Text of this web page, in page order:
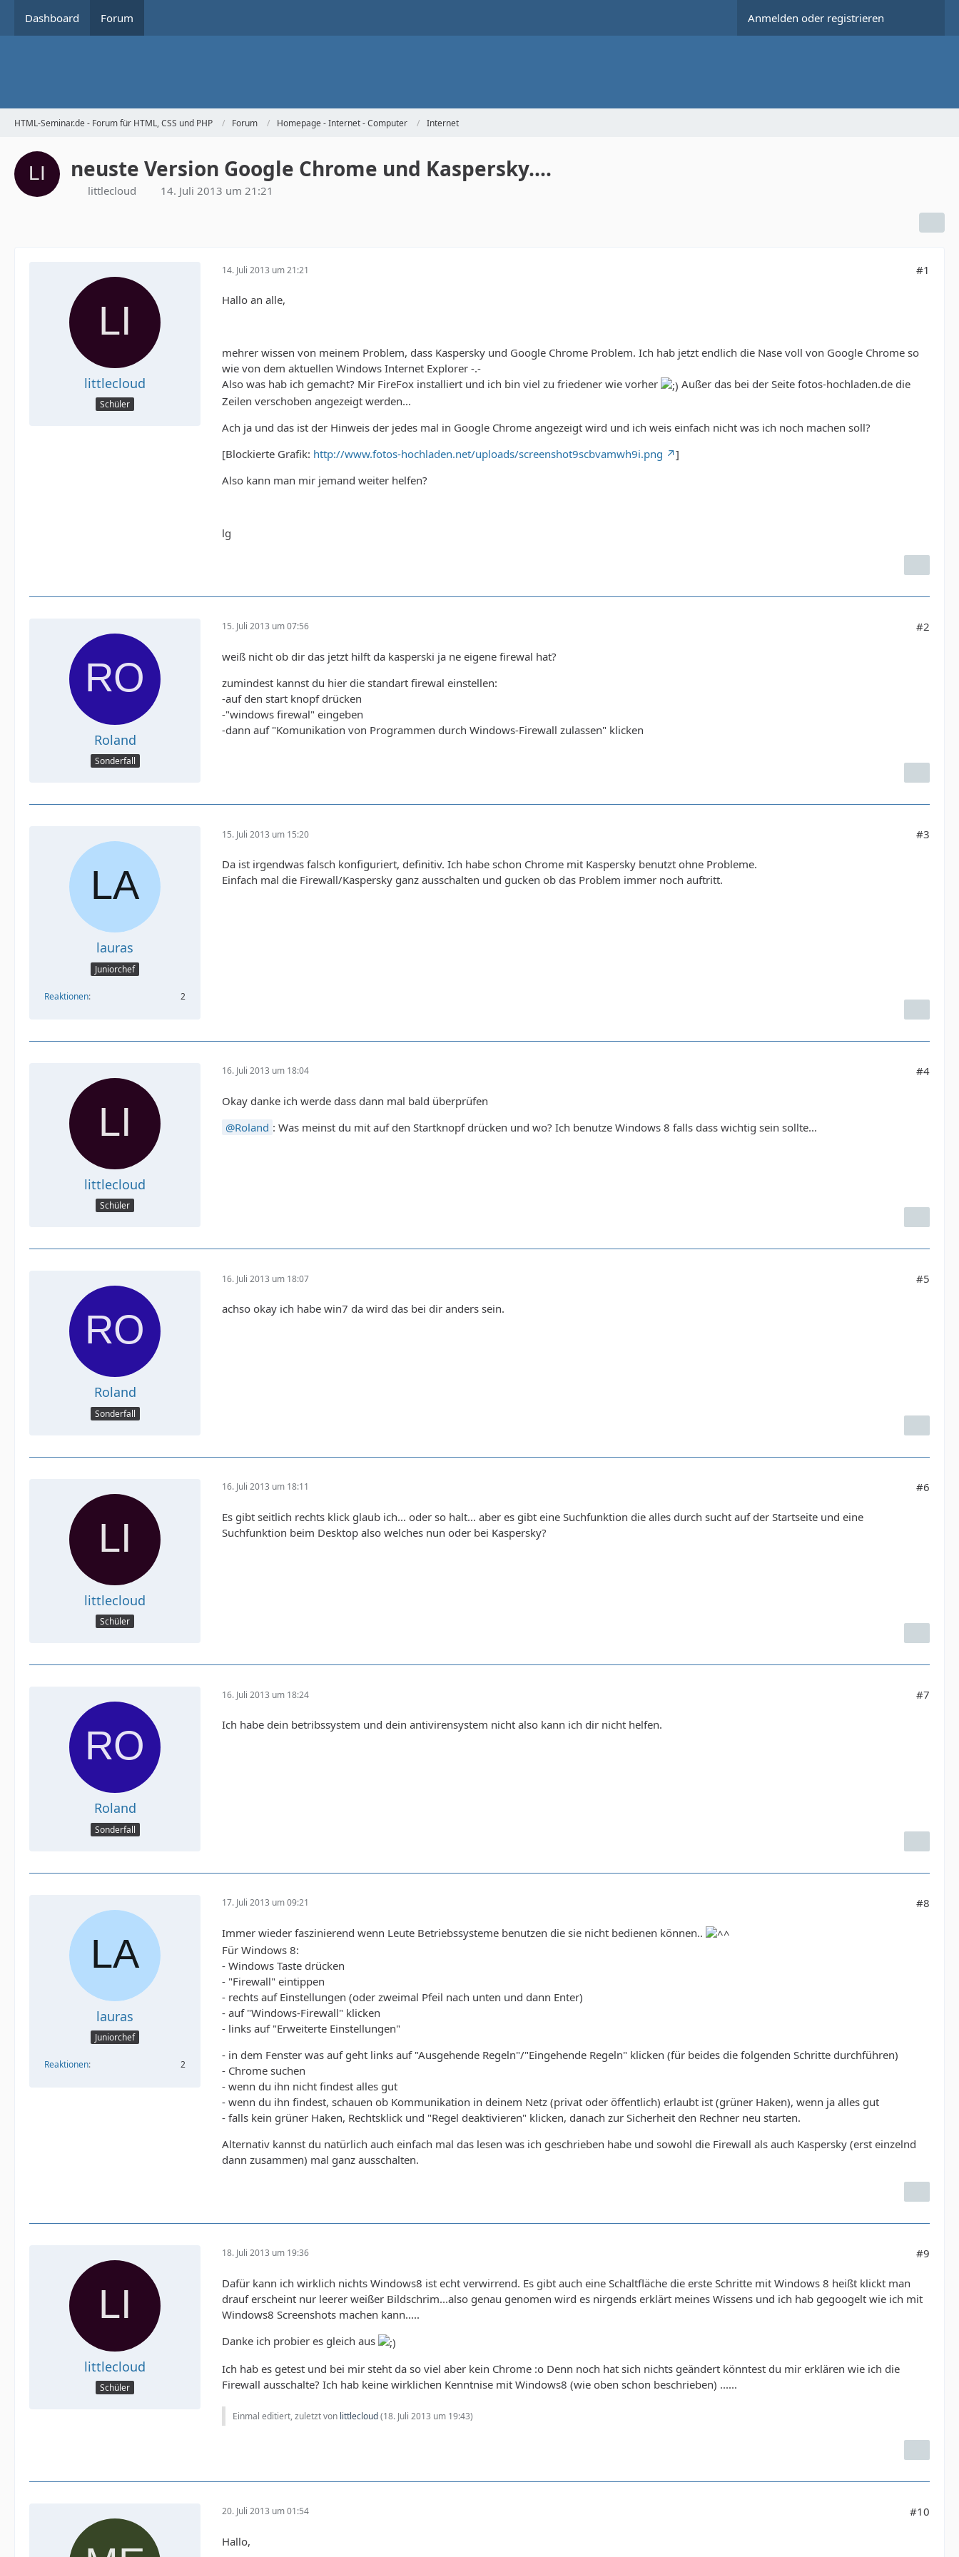
Dashboard Forum Anmelden oder registrieren
HTML-Seminar.de - Forum für HTML, CSS und PHP Forum Homepage - Internet - Computer Internet
neuste Version Google Chrome und Kaspersky....
littlecloud 14. Juli 2013 um 21:21
littlecloud
Schüler
14. Juli 2013 um 21:21 #1
Hallo an alle,
mehrer wissen von meinem Problem, dass Kaspersky und Google Chrome Problem. Ich hab jetzt endlich die Nase voll von Google Chrome so
wie von dem aktuellen Windows Internet Explorer -.-
Also was hab ich gemacht? Mir FireFox installiert und ich bin viel zu friedener wie vorher
Außer das bei der Seite fotos-hochladen.de die
Zeilen verschoben angezeigt werden...
Ach ja und das ist der Hinweis der jedes mal in Google Chrome angezeigt wird und ich weis einfach nicht was ich noch machen soll?
[Blockierte Grafik: http://www.fotos-hochladen.net/uploads/screenshot9scbvamwh9i.png
]
Also kann man mir jemand weiter helfen?
lg
Roland
Sonderfall
15. Juli 2013 um 07:56 #2
weiß nicht ob dir das jetzt hilft da kasperski ja ne eigene firewal hat?
zumindest kannst du hier die standart firewal einstellen:
-auf den start knopf drücken
-"windows firewal" eingeben
-dann auf "Komunikation von Programmen durch Windows-Firewall zulassen" klicken
lauras
Juniorchef
Reaktionen 2
15. Juli 2013 um 15:20 #3
Da ist irgendwas falsch konfiguriert, definitiv. Ich habe schon Chrome mit Kaspersky benutzt ohne Probleme.
Einfach mal die Firewall/Kaspersky ganz ausschalten und gucken ob das Problem immer noch auftritt.
littlecloud
Schüler
16. Juli 2013 um 18:04 #4
Okay danke ich werde dass dann mal bald überprüfen
Roland : Was meinst du mit auf den Startknopf drücken und wo? Ich benutze Windows 8 falls dass wichtig sein sollte...
Roland
Sonderfall
16. Juli 2013 um 18:07 #5
achso okay ich habe win7 da wird das bei dir anders sein.
littlecloud
Schüler
16. Juli 2013 um 18:11 #6
Es gibt seitlich rechts klick glaub ich... oder so halt... aber es gibt eine Suchfunktion die alles durch sucht auf der Startseite und eine
Suchfunktion beim Desktop also welches nun oder bei Kaspersky?
Roland
Sonderfall
16. Juli 2013 um 18:24 #7
Ich habe dein betribssystem und dein antivirensystem nicht also kann ich dir nicht helfen.
lauras
Juniorchef
Reaktionen 2
17. Juli 2013 um 09:21 #8
Immer wieder faszinierend wenn Leute Betriebssysteme benutzen die sie nicht bedienen können..
Für Windows 8:
- Windows Taste drücken
- "Firewall" eintippen
- rechts auf Einstellungen (oder zweimal Pfeil nach unten und dann Enter)
- auf "Windows-Firewall" klicken
- links auf "Erweiterte Einstellungen"
- in dem Fenster was auf geht links auf "Ausgehende Regeln"/"Eingehende Regeln" klicken (für beides die folgenden Schritte durchführen)
- Chrome suchen
- wenn du ihn nicht findest alles gut
- wenn du ihn findest, schauen ob Kommunikation in deinem Netz (privat oder öffentlich) erlaubt ist (grüner Haken), wenn ja alles gut
- falls kein grüner Haken, Rechtsklick und "Regel deaktivieren" klicken, danach zur Sicherheit den Rechner neu starten.
Alternativ kannst du natürlich auch einfach mal das lesen was ich geschrieben habe und sowohl die Firewall als auch Kaspersky (erst einzelnd
dann zusammen) mal ganz ausschalten.
littlecloud
Schüler
18. Juli 2013 um 19:36 #9
Dafür kann ich wirklich nichts Windows8 ist echt verwirrend. Es gibt auch eine Schaltfläche die erste Schritte mit Windows 8 heißt klickt man
drauf erscheint nur leerer weißer Bildschrim...also genau genomen wird es nirgends erklärt meines Wissens und ich hab gegoogelt wie ich mit
Windows8 Screenshots machen kann.....
Danke ich probier es gleich aus
Ich hab es getest und bei mir steht da so viel aber kein Chrome :o Denn noch hat sich nichts geändert könntest du mir erklären wie ich die
Firewall ausschalte? Ich hab keine wirklichen Kenntnise mit Windows8 (wie oben schon beschrieben) ......
Einmal editiert, zuletzt von littlecloud(18. Juli 2013 um 19:43)
20. Juli 2013 um 01:54 #10
Hallo,